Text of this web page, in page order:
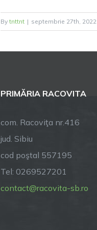
By tnttnt | septembrie 27th, 2022
PRIMĂRIA RACOVITA
com. Racoviţa nr.416
jud. Sibiu
cod poştal 557195
Tel: 0269527201
contact@racovita-sb.ro